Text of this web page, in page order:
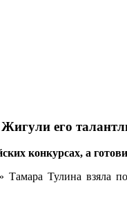
его
конкурсах, а
Тамара Тулина